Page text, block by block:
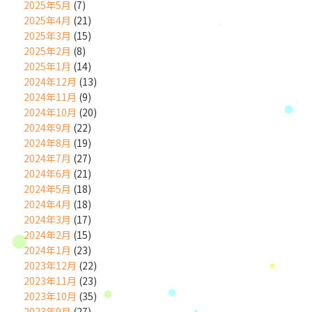
2025年5月 (7)
2025年4月 (21)
2025年3月 (15)
2025年2月 (8)
2025年1月 (14)
2024年12月 (13)
2024年11月 (9)
2024年10月 (20)
2024年9月 (22)
2024年8月 (19)
2024年7月 (27)
2024年6月 (21)
2024年5月 (18)
2024年4月 (18)
2024年3月 (17)
2024年2月 (15)
2024年1月 (23)
2023年12月 (22)
2023年11月 (23)
2023年10月 (35)